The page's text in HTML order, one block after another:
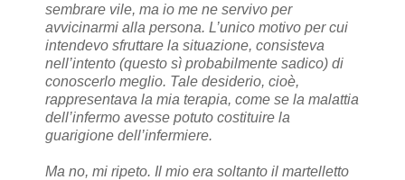
sembrare vile, ma io me ne servivo per
avvicinarmi alla persona. L’unico motivo per cui
intendevo sfruttare la situazione, consisteva
nell’intento (questo sì probabilmente sadico) di
conoscerlo meglio. Tale desiderio, cioè,
rappresentava la mia terapia, come se la malattia
dell’infermo avesse potuto costituire la
guarigione dell’infermiere.
Ma no, mi ripeto. Il mio era soltanto il martelletto